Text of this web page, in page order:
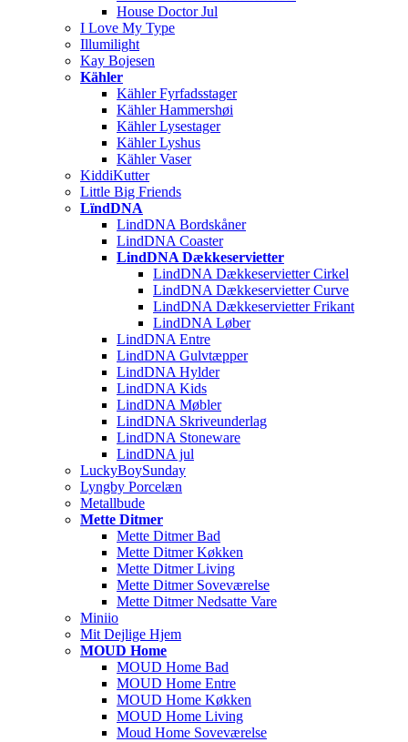
House Doctor Jul
I Love My Type
Illumilight
Kay Bojesen
Kähler
Kähler Fyrfadsstager
Kähler Hammershøi
Kähler Lysestager
Kähler Lyshus
Kähler Vaser
KiddiKutter
Little Big Friends
LïndDNA
LindDNA Bordskåner
LindDNA Coaster
LindDNA Dækkeservietter
LindDNA Dækkeservietter Cirkel
LindDNA Dækkeservietter Curve
LindDNA Dækkeservietter Frikant
LindDNA Løber
LindDNA Entre
LindDNA Gulvtæpper
LindDNA Hylder
LindDNA Kids
LindDNA Møbler
LindDNA Skriveunderlag
LindDNA Stoneware
LindDNA jul
LuckyBoySunday
Lyngby Porcelæn
Metallbude
Mette Ditmer
Mette Ditmer Bad
Mette Ditmer Køkken
Mette Ditmer Living
Mette Ditmer Soveværelse
Mette Ditmer Nedsatte Vare
Miniio
Mit Dejlige Hjem
MOUD Home
MOUD Home Bad
MOUD Home Entre
MOUD Home Køkken
MOUD Home Living
Moud Home Soveværelse